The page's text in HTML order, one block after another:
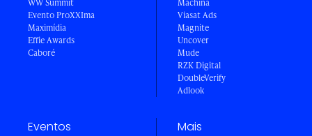
Evento ProXXIma
Maximídia
Effie Awards
Caboré
Viasat Ads
Magnite
Uncover
Mude
RZK Digital
DoubleVerify
Adlook
Eventos Mais